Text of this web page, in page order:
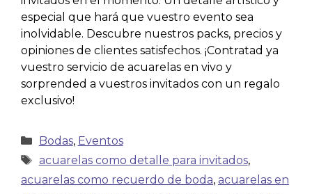
especial que hará que vuestro evento sea
inolvidable. Descubre nuestros packs, precios y
opiniones de clientes satisfechos. ¡Contratad ya
vuestro servicio de acuarelas en vivo y
sorprended a vuestros invitados con un regalo
exclusivo!
Bodas, Eventos
acuarelas como detalle para invitados,
acuarelas como recuerdo de boda, acuarelas en